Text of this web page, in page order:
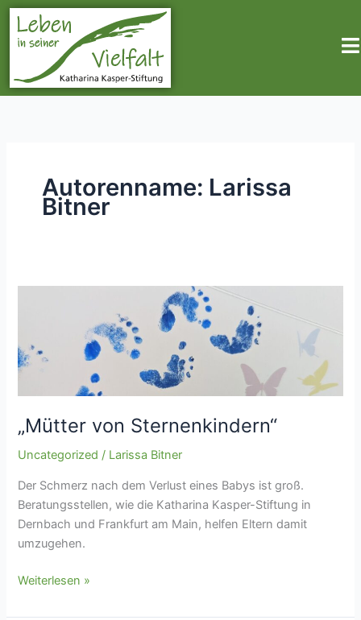
Zum
Inhalt
springen
Autorenname: Larissa
Bitner
„Mütter von Sternenkindern“
Uncategorized / Larissa Bitner
Der Schmerz nach dem Verlust eines Babys ist groß.
Beratungsstellen, wie die Katharina Kasper-Stiftung in
Dernbach und Frankfurt am Main, helfen Eltern damit
umzugehen.
Sternenkindern“
Weiterlesen »